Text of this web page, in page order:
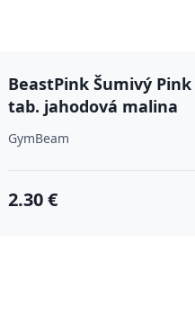
BeastPink Šumivý
tab. jahodová malina
GymBeam
2.30 €